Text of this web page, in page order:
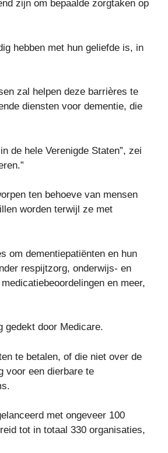
zijn om bepaalde zorgtaken op
hebben met hun geliefde is, in
zal helpen deze barrières te
diensten voor dementie, die
de hele Verenigde Staten”, zei
ten behoeve van mensen
worden terwijl ze met
om dementiepatiënten en hun
respijtzorg, onderwijs- en
en meer,
gedekt door Medicare.
te betalen, of die niet over de
voor een dierbare te
met ongeveer 100
tot in totaal 330 organisaties,